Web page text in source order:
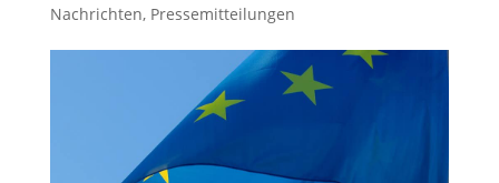
Nachrichten, Pressemitteilungen